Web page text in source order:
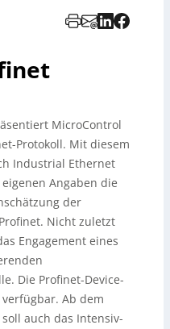
MicroControl
Protokoll. Mit diesem
Industrial Ethernet
Angaben die
der
Nicht zuletzt
Engagement eines
Die Profinet-Device-
Ab dem
auch das Intensiv-